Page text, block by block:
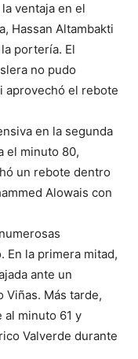
ventaja en el
Hassan Altambakti
portería. El
no pudo
aprovechó el rebote
en la segunda
el minuto 80,
un rebote dentro
Alowais con
En la primera mitad,
ante un
Viñas. Más tarde,
minuto 61 y
Valverde durante